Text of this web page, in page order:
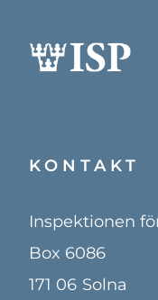
KONTAKT
Inspektionen
Box 6086
171 06 Solna